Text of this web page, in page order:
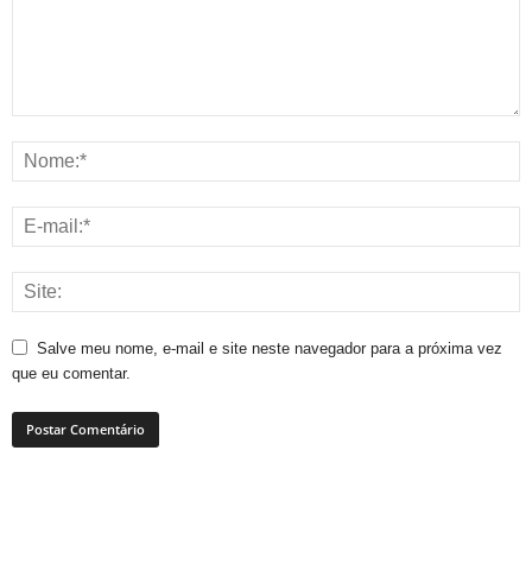
Salve meu nome, e-mail e site neste navegador para a próxima vez
que eu comentar.